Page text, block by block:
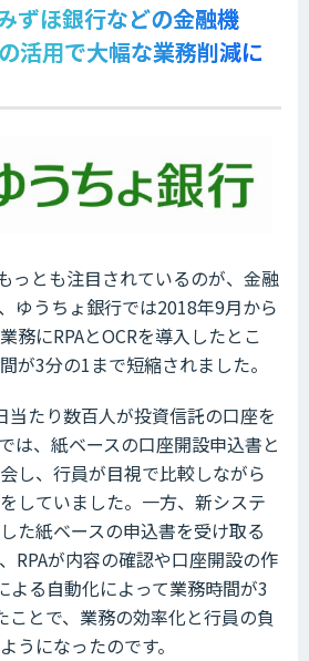
ずほ銀行などの金融機
活用で大幅な業務削減に
っとも注目されているのが、金融
ゆうちょ銀行では2018年9月から
務にRPAとOCRを導入したとこ
が3分の1まで短縮されました。
当たり数百人が投資信託の口座を
は、紙ベースの口座開設申込書と
し、行員が目視で比較しながら
していました。一方、新システ
た紙ベースの申込書を受け取る
RPAが内容の確認や口座開設の作
よる自動化によって業務時間が3
ことで、業務の効率化と行員の負
うになったのです。